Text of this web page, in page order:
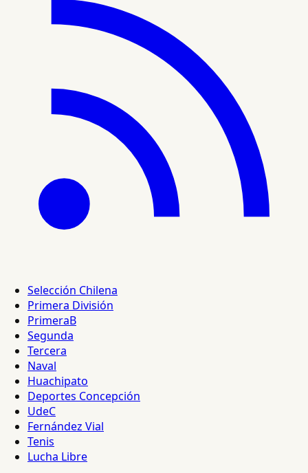
Selección Chilena
Primera División
PrimeraB
Segunda
Tercera
Naval
Huachipato
Deportes Concepción
UdeC
Fernández Vial
Tenis
Lucha Libre